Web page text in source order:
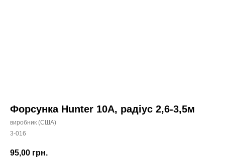
Форсунка Hunter 10A, радіус 2,6-3,5м
виробник (США)
3-016
95,00 грн.